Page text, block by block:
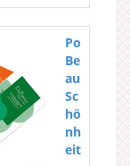
Po
Be
au
Sc
hö
nh
eit